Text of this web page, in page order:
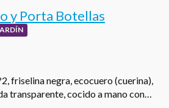
y Porta Botellas
friselina negra, ecocuero (cuerina),
transparente, cocido a mano con…